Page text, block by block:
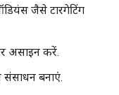
जैसे टारगेटिंग
असाइन करें.
संसाधन बनाएं.